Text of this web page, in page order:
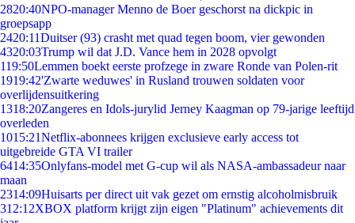
2820:40NPO-manager Menno de Boer geschorst na dickpic in
groepsapp
2420:11Duitser (93) crasht met quad tegen boom, vier gewonden
4320:03Trump wil dat J.D. Vance hem in 2028 opvolgt
119:50Lemmen boekt eerste profzege in zware Ronde van Polen-rit
1919:42'Zwarte weduwes' in Rusland trouwen soldaten voor
overlijdensuitkering
1318:20Zangeres en Idols-jurylid Jerney Kaagman op 79-jarige leeftijd
overleden
1015:21Netflix-abonnees krijgen exclusieve early access tot
uitgebreide GTA VI trailer
6414:35Onlyfans-model met G-cup wil als NASA-ambassadeur naar
maan
2314:09Huisarts per direct uit vak gezet om ernstig alcoholmisbruik
312:12XBOX platform krijgt zijn eigen "Platinum" achievements dit